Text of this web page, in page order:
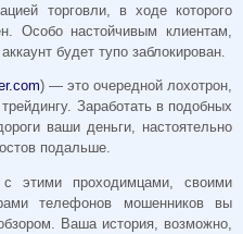
торговли, в ходе которого
Особо настойчивым клиентам,
будет тупо заблокирован.
) — это очередной лохотрон,
Заработать в подобных
ваши деньги, настоятельно
подальше.
этими проходимцами, своими
телефонов мошенников вы
Ваша история, возможно,